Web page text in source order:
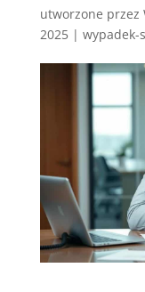
utworzone przez
2025| wypadek-